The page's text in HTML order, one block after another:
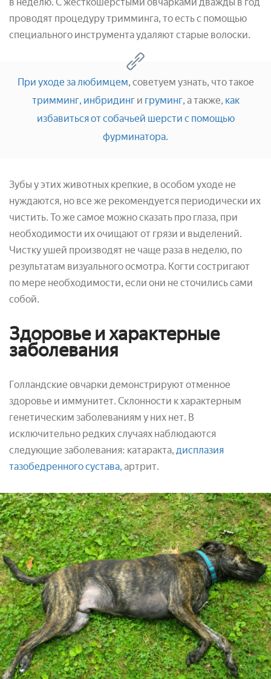
проводят процедуру тримминга, то есть с помощью
специального инструмента удаляют старые волоски.
При уходе за любимцем, советуем узнать, что такое
тримминг, инбридинги груминг, а также, как
избавиться от собачьей шерсти с помощью
фурминатора.
Зубы у этих животных крепкие, в особом уходе не
нуждаются, но все же рекомендуется периодически их
чистить. То же самое можно сказать про глаза, при
необходимости их очищают от грязи и выделений.
Чистку ушей производят не чаще раза в неделю, по
результатам визуального осмотра. Когти состригают
по мере необходимости, если они не сточились сами
собой.
Здоровье и характерные
заболевания
Голландские овчарки демонстрируют отменное
здоровье и иммунитет. Склонности к характерным
генетическим заболеваниям у них нет. В
исключительно редких случаях наблюдаются
следующие заболевания: катаракта, дисплазия
тазобедренного сустава, артрит.